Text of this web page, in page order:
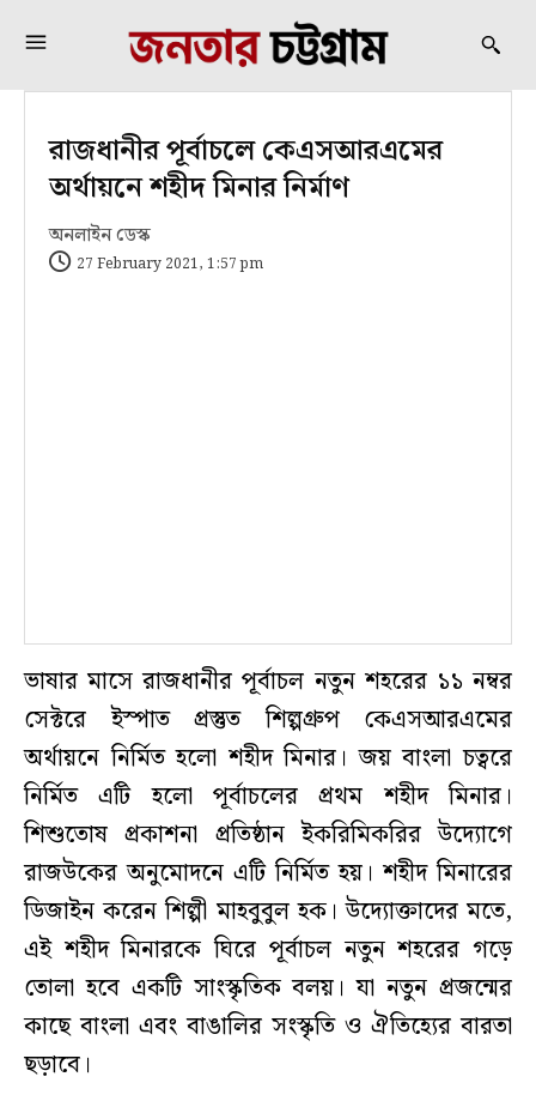
রাজধানীর পূর্বাচলে কেএসআরএমের
অর্থায়নে শহীদ মিনার নির্মাণ
অনলাইন ডেস্ক
27 February 2021, 1:57 pm
ভাষার মাসে রাজধানীর পূর্বাচল নতুন শহরের ১১ নম্বর
সেক্টরে ইস্পাত প্রস্তুত শিল্পগ্রুপ কেএসআরএমের
অর্থায়নে নির্মিত হলো শহীদ মিনার। জয় বাংলা চত্বরে
নির্মিত এটি হলো পূর্বাচলের প্রথম শহীদ মিনার।
শিশুতোষ প্রকাশনা প্রতিষ্ঠান ইকরিমিকরির উদ্যোগে
রাজউকের অনুমোদনে এটি নির্মিত হয়। শহীদ মিনারের
ডিজাইন করেন শিল্পী মাহবুবুল হক। উদ্যোক্তাদের মতে,
এই শহীদ মিনারকে ঘিরে পূর্বাচল নতুন শহরের গড়ে
তোলা হবে একটি সাংস্কৃতিক বলয়। যা নতুন প্রজন্মের
কাছে বাংলা এবং বাঙালির সংস্কৃতি ও ঐতিহ্যের বারতা
ছড়াবে।